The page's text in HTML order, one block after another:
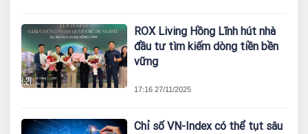
ROX Living Hồng Lĩnh hút nhà
đầu tư tìm kiếm dòng tiền bền
vững
17:16 27/11/2025
Chỉ số VN-Index có thể tụt sâu